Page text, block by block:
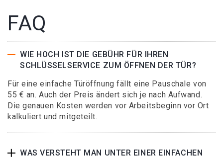
FAQ
WIE HOCH IST DIE GEBÜHR FÜR IHREN
SCHLÜSSELSERVICE ZUM ÖFFNEN DER TÜR?
Für eine einfache Türöffnung fällt eine Pauschale von
55 € an. Auch der Preis ändert sich je nach Aufwand.
Die genauen Kosten werden vor Arbeitsbeginn vor Ort
kalkuliert und mitgeteilt.
WAS VERSTEHT MAN UNTER EINER EINFACHEN